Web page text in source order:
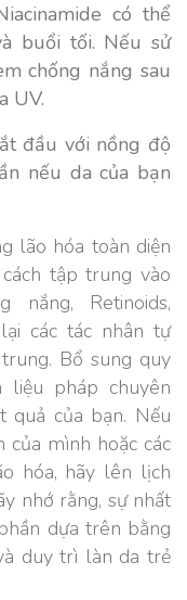
có thể
buổi tối. Nếu sử
chống nắng sau
UV.
đầu với nồng độ
nếu da của bạn
lão hóa toàn diện
tập trung vào
Retinoids,
các tác nhân tự
Bổ sung quy
pháp chuyên
quả của bạn. Nếu
của mình hoặc các
hóa, hãy lên lịch
nhớ rằng, sự nhất
dựa trên bằng
duy trì làn da trẻ